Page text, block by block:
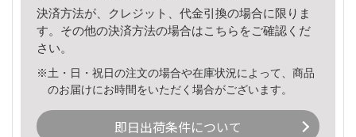
決済方法が、クレジット、代金引換の場合に限りま
す。その他の決済方法の場合はこちら をご確認くだ
さい。
※土・日・祝日の注文の場合や在庫状況によって、商品
のお届けにお時間をいただく場合がございます。
即日出荷条件について